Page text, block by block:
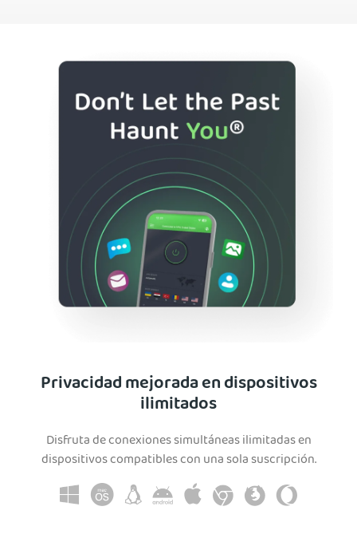
Privacidad mejorada en dispositivos
ilimitados
Disfruta de conexiones simultáneas ilimitadas en
dispositivos compatibles con una sola suscripción.